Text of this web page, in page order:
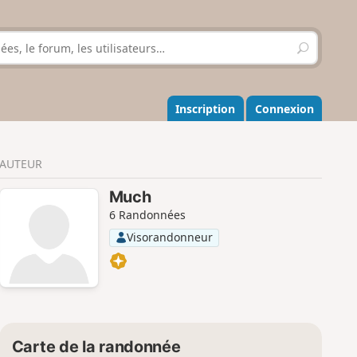
R
e
h
e
r
r
Inscription Connexion
AUTEUR
Much
6 Randonnées
Visorandonneur
Carte de la randonnée